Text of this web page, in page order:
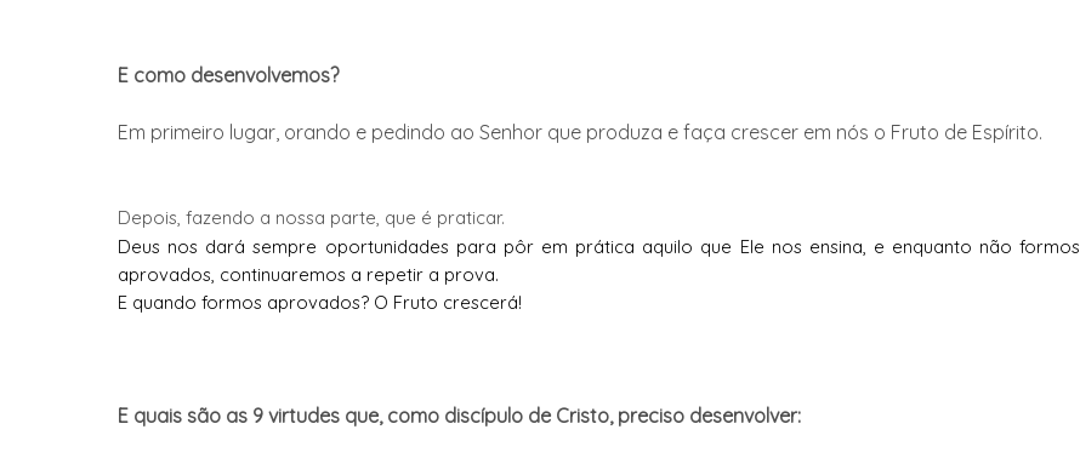
E como desenvolvemos?
Em primeiro lugar, orando e pedindo ao Senhor que produza e faça crescer em nós o Fruto de Espírito.
Depois, fazendo a nossa parte, que é praticar.
Deus nos dará sempre oportunidades para pôr em prática aquilo que Ele nos ensina, e enquanto não formos
aprovados, continuaremos a repetir a prova.
E quando formos aprovados? O Fruto crescerá!
E quais são as 9 virtudes que, como discípulo de Cristo, preciso desenvolver: